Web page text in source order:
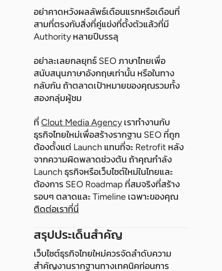
อย่าคาดหวังผลลัพธ์เดือนแรกหรือเดือนที่
สามที่ตรงกับสิ่งที่คู่แข่งที่ตั้งตัวแล้วที่มี
Authority หลายปีบรรลุ
อย่าละเลยกลยุทธ์ SEO ภาษาไทยเพื่อ
สนับสนุนภาษาอังกฤษเท่านั้น หรือในทาง
กลับกัน ถ้าตลาดเป้าหมายของคุณรวมทั้ง
สองกลุ่มผู้ชม
ที่ Clout Media Agencyเราทำงานกับ
ธุรกิจไทยใหม่เพื่อสร้างรากฐาน SEO ที่ถูก
ต้องตั้งแต่ Launch แทนที่จะ Retrofit หลัง
จากความผิดพลาดช่วงต้น ถ้าคุณกำลัง
Launch ธุรกิจหรือเว็บไซต์ใหม่ในไทยและ
ต้องการ SEO Roadmap ที่สมจริงที่สร้าง
รอบๆ ตลาดและ Timeline เฉพาะของคุณ
ติดต่อเราที่นี่
สรุปประเด็นสำคัญ
เว็บไซต์ธุรกิจไทยใหม่ควรจัดลำดับความ
สำคัญงานรากฐานทางเทคนิคก่อนการ